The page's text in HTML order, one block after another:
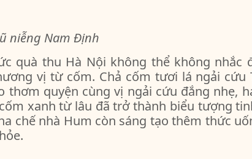
niễng Nam Định
quà thu Hà Nội không thể không nhắc
vị từ cốm. Chả cốm tươi lá ngải cứu
thơm quyện cùng vị ngải cứu đắng nhẹ,
xanh từ lâu đã trở thành biểu tượng
chế nhà Hum còn sáng tạo thêm thức